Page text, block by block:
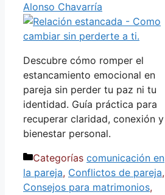
Alonso Chavarría
Descubre cómo romper el
estancamiento emocional en
pareja sin perder tu paz ni tu
identidad. Guía práctica para
recuperar claridad, conexión y
bienestar personal.
Categorías comunicación en
la pareja, Conflictos de pareja,
Consejos para matrimonios,